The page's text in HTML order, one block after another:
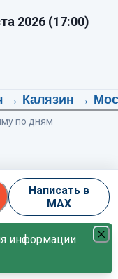
2026 (17:00)
Калязин →
по дням
Написать в
MAX
информации